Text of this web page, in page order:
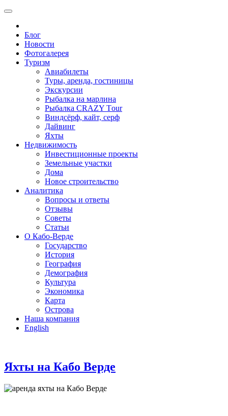
Блог
Новости
Фотогалерея
Туризм
Авиабилеты
Туры, аренда, гостиницы
Экскурсии
Рыбалка на марлина
Рыбалка CRAZY Тour
Виндсёрф, кайт, серф
Дайвинг
Яхты
Недвижимость
Инвестиционные проекты
Земельные участки
Дома
Новое строительство
Аналитика
Вопросы и ответы
Отзывы
Советы
Статьи
О Кабо-Верде
Государство
История
География
Демография
Культура
Экономика
Карта
Острова
Наша компания
English
Яхты на Кабо Верде